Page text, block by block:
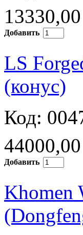
Добавить
LS
(конус)
Код:
Добавить
Khomen